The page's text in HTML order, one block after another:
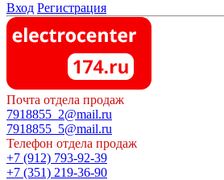
Вход Регистрация
Почта отдела продаж
7918855_2@mail.ru
7918855_5@mail.ru
Телефон отдела продаж
+7 (912) 793-92-39
+7 (351) 219-36-90